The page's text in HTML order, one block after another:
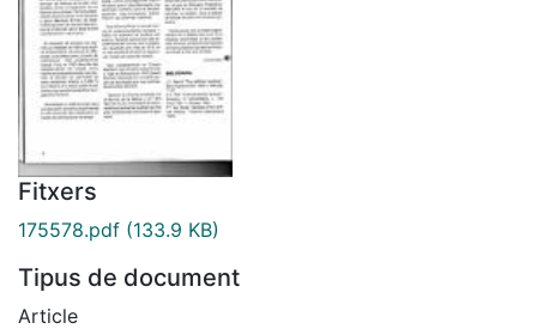
Fitxers
175578.pdf (133.9 KB)
Tipus de document
Article